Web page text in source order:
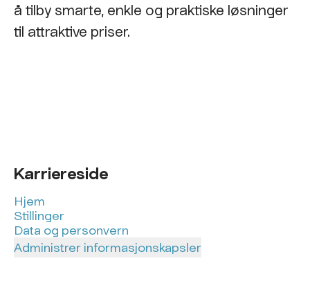
å tilby smarte, enkle og praktiske løsninger
til attraktive priser.
Karriereside
Hjem
Stillinger
Data og personvern
Administrer informasjonskapsler